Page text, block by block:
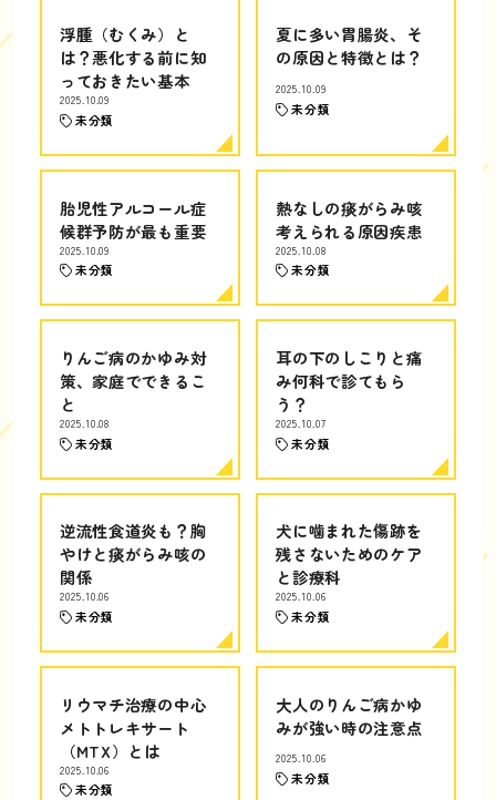
浮腫（むくみ）と
は？悪化する前に知
っておきたい基本
2025.10.09
未分類
夏に多い胃腸炎、そ
の原因と特徴とは？
2025.10.09
未分類
胎児性アルコール症
候群予防が最も重要
2025.10.09
未分類
熱なしの痰がらみ咳
考えられる原因疾患
2025.10.08
未分類
りんご病のかゆみ対
策、家庭でできるこ
と
2025.10.08
未分類
耳の下のしこりと痛
み何科で診てもら
う？
2025.10.07
未分類
逆流性食道炎も？胸
やけと痰がらみ咳の
関係
2025.10.06
未分類
犬に噛まれた傷跡を
残さないためのケア
と診療科
2025.10.06
未分類
リウマチ治療の中心
メトトレキサート
（MTX）とは
2025.10.06
未分類
大人のりんご病かゆ
みが強い時の注意点
2025.10.06
未分類